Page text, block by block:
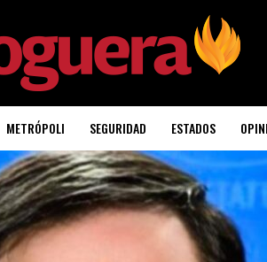
METRÓPOLI SEGURIDAD ESTADOS